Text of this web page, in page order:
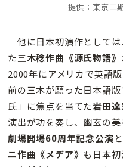
提供：東京二
他に日本初演作としては
た三木稔作曲《源氏物語》
2000年にアメリカで英語
前の三木が願った日本語
氏」に焦点を当てた岩田達
演出が功を奏し、幽玄の美
劇場開場60周年記念公演
ニ作曲《メデア》 も日本